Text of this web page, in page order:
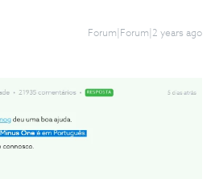
Forum|Forum|2 years ago